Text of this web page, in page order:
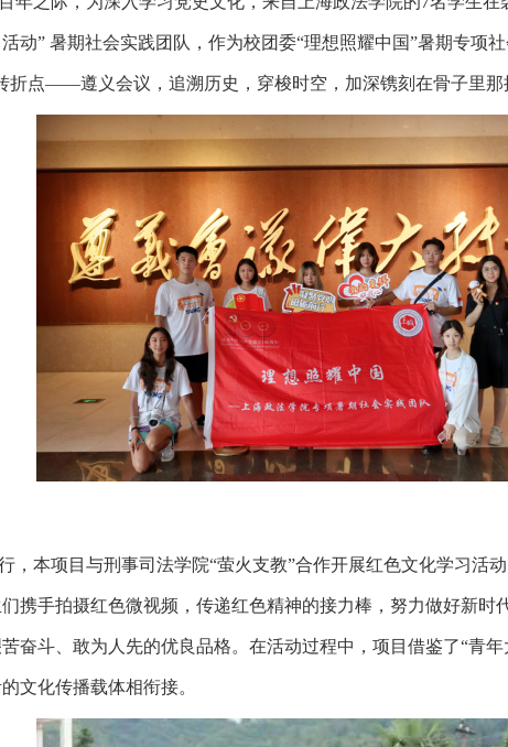
” 暑期社会实践团队，作为校团委“理想照耀中国”暑期专项
折点——遵义会议，追溯历史，穿梭时空，加深镌刻在骨子里那
，本项目与刑事司法学院“萤火支教”合作开展红色文化学习活
携手拍摄红色微视频，传递红色精神的接力棒，努力做好新
奋斗、敢为人先的优良品格。在活动过程中，项目借鉴了“青
文化传播载体相衔接。